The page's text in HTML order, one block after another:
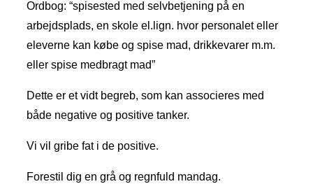
Ordbog: “spisested med selvbetjening på en
arbejdsplads, en skole el.lign. hvor personalet eller
eleverne kan købe og spise mad, drikkevarer m.m.
eller spise medbragt mad”
Dette er et vidt begreb, som kan associeres med
både negative og positive tanker.
Vi vil gribe fat i de positive.
Forestil dig en grå og regnfuld mandag.